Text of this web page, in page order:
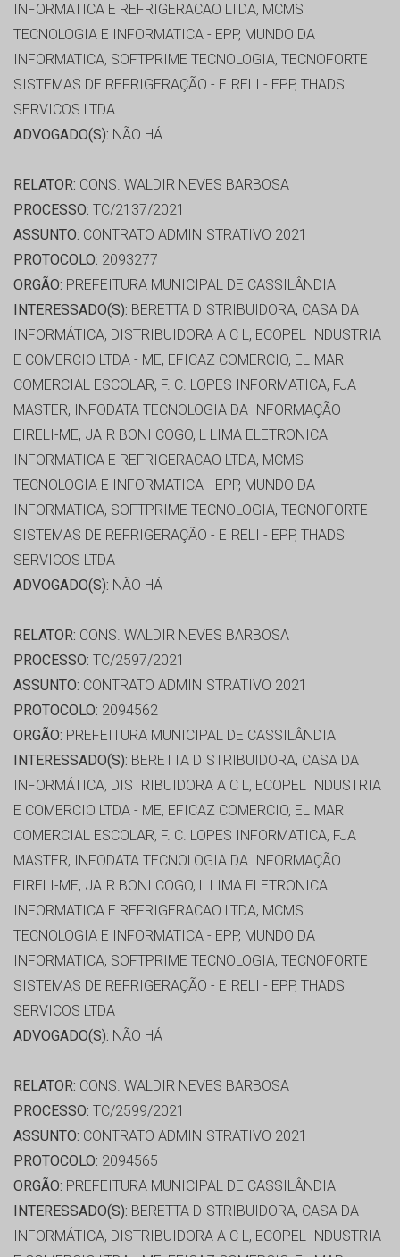
INFORMATICA E REFRIGERACAO LTDA, MCMS
TECNOLOGIA E INFORMATICA - EPP, MUNDO DA
INFORMATICA, SOFTPRIME TECNOLOGIA, TECNOFORTE
SISTEMAS DE REFRIGERAÇÃO - EIRELI - EPP, THADS
SERVICOS LTDA
ADVOGADO(S): NÃO HÁ
RELATOR: CONS. WALDIR NEVES BARBOSA
PROCESSO: TC/2137/2021
ASSUNTO: CONTRATO ADMINISTRATIVO 2021
PROTOCOLO: 2093277
ORGÃO: PREFEITURA MUNICIPAL DE CASSILÂNDIA
INTERESSADO(S): BERETTA DISTRIBUIDORA, CASA DA
INFORMÁTICA, DISTRIBUIDORA A C L, ECOPEL INDUSTRIA
E COMERCIO LTDA - ME, EFICAZ COMERCIO, ELIMARI
COMERCIAL ESCOLAR, F. C. LOPES INFORMATICA, FJA
MASTER, INFODATA TECNOLOGIA DA INFORMAÇÃO
EIRELI-ME, JAIR BONI COGO, L LIMA ELETRONICA
INFORMATICA E REFRIGERACAO LTDA, MCMS
TECNOLOGIA E INFORMATICA - EPP, MUNDO DA
INFORMATICA, SOFTPRIME TECNOLOGIA, TECNOFORTE
SISTEMAS DE REFRIGERAÇÃO - EIRELI - EPP, THADS
SERVICOS LTDA
ADVOGADO(S): NÃO HÁ
RELATOR: CONS. WALDIR NEVES BARBOSA
PROCESSO: TC/2597/2021
ASSUNTO: CONTRATO ADMINISTRATIVO 2021
PROTOCOLO: 2094562
ORGÃO: PREFEITURA MUNICIPAL DE CASSILÂNDIA
INTERESSADO(S): BERETTA DISTRIBUIDORA, CASA DA
INFORMÁTICA, DISTRIBUIDORA A C L, ECOPEL INDUSTRIA
E COMERCIO LTDA - ME, EFICAZ COMERCIO, ELIMARI
COMERCIAL ESCOLAR, F. C. LOPES INFORMATICA, FJA
MASTER, INFODATA TECNOLOGIA DA INFORMAÇÃO
EIRELI-ME, JAIR BONI COGO, L LIMA ELETRONICA
INFORMATICA E REFRIGERACAO LTDA, MCMS
TECNOLOGIA E INFORMATICA - EPP, MUNDO DA
INFORMATICA, SOFTPRIME TECNOLOGIA, TECNOFORTE
SISTEMAS DE REFRIGERAÇÃO - EIRELI - EPP, THADS
SERVICOS LTDA
ADVOGADO(S): NÃO HÁ
RELATOR: CONS. WALDIR NEVES BARBOSA
PROCESSO: TC/2599/2021
ASSUNTO: CONTRATO ADMINISTRATIVO 2021
PROTOCOLO: 2094565
ORGÃO: PREFEITURA MUNICIPAL DE CASSILÂNDIA
INTERESSADO(S): BERETTA DISTRIBUIDORA, CASA DA
INFORMÁTICA, DISTRIBUIDORA A C L, ECOPEL INDUSTRIA